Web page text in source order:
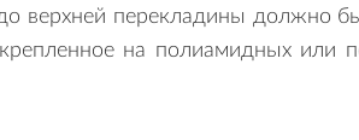
верхней перекладины должно
на полиамидных или